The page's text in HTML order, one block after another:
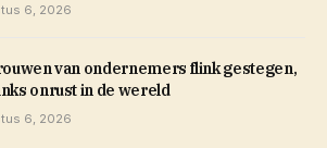
6, 2026
van ondernemers flink gestegen,
onrust in de wereld
6, 2026